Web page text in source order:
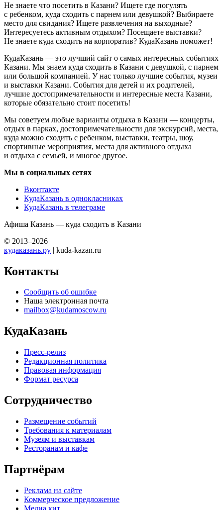
Не знаете что посетить в Казани? Ищете где погулять
с ребенком, куда сходить с парнем или девушкой? Выбираете
место для свидания? Ищете развлечения на выходные?
Интересуетесь активным отдыхом? Посещаете выставки?
Не знаете куда сходить на корпоратив? КудаКазань поможет!
КудаКазань — это лучший сайт о самых интересных событиях
Казани. Мы знаем куда сходить в Казани с девушкой, с парнем
или большой компанией. У нас только лучшие события, музеи
и выставки Казани. События для детей и их родителей,
лучшие достопримечательности и интересные места Казани,
которые обязательно стоит посетить!
Мы советуем любые варианты отдыха в Казани — концерты,
отдых в парках, достопримечательности для экскурсий, места,
куда можно сходить с ребенком, выставки, театры, шоу,
спортивные мероприятия, места для активного отдыха
и отдыха с семьей, и многое другое.
Мы в социальных сетях
Вконтакте
КудаКазань в однокласниках
КудаКазань в телеграме
Афиша Казань — куда сходить в Казани
© 2013–2026
кудаказань.ру | kuda-kazan.ru
Контакты
Сообщить об ошибке
Наша электронная почта
mailbox@kudamoscow.ru
КудаКазань
Пресс-релиз
Редакционная политика
Правовая информация
Формат ресурса
Сотрудничество
Размещение событий
Требования к материалам
Музеям и выставкам
Ресторанам и кафе
Партнёрам
Реклама на сайте
Коммерческое предложение
Медиа кит